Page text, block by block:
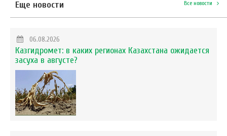
Еще новости Все новости
06.08.2026
Казгидромет: в каких регионах Казахстана ожидается
засуха в августе?